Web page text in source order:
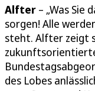
Alfter – „Was Sie
sorgen! Alle
steht. Alfter zeigt
des Lobes